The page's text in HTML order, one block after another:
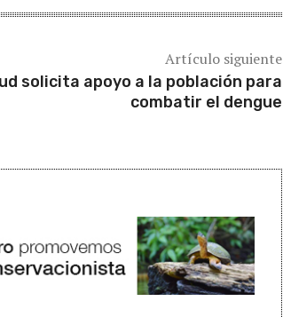
Artículo siguiente
solicita apoyo a la población para
combatir el dengue